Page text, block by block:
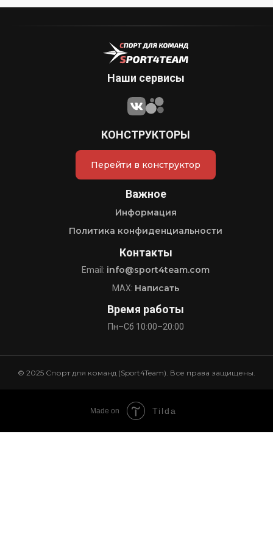
Наши сервисы
КОНСТРУКТОРЫ
Перейти в конструктор
Важное
Информация
Политика конфиденциальности
Контакты
Email: info@sport4team.com
MAX: Написать
Время работы
Пн–Сб 10:00–20:00
© 2025 Спорт для команд (Sport4Team). Все права защищены.
Made on Tilda